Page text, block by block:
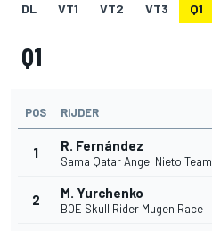
DL VT1 VT2 VT3 Q1
Q1
POS RIJDER
1 R. Fernández
Sama Qatar Angel Nieto Team
2 M. Yurchenko
BOE Skull Rider Mugen Race